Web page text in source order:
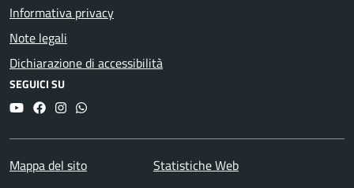
Informativa privacy
Note legali
Dichiarazione di accessibilità
SEGUICI SU
YouTubeFacebookInstagram
Whatsapp
Mappa del sito Statistiche Web